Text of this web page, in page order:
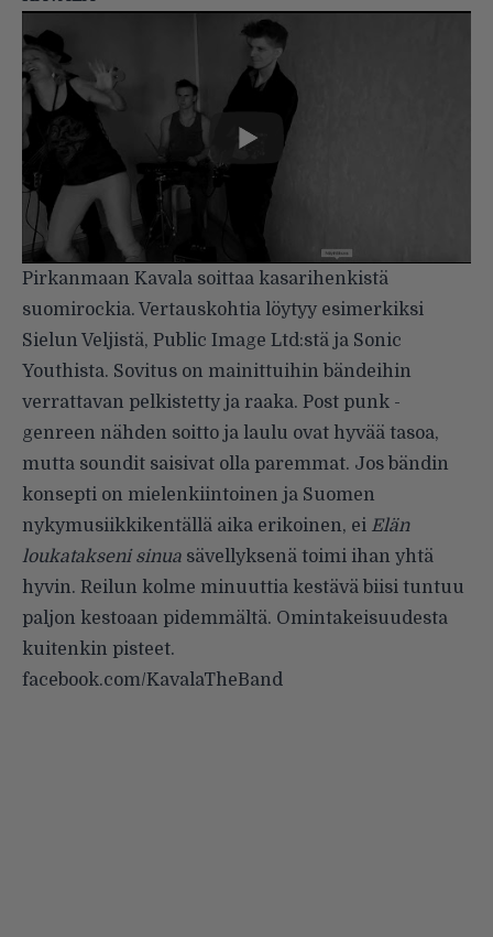
Pirkanmaan Kavala soittaa kasarihenkistä
suomirockia. Vertauskohtia löytyy esimerkiksi
Sielun Veljistä, Public Image Ltd:stä ja Sonic
Youthista. Sovitus on mainittuihin bändeihin
verrattavan pelkistetty ja raaka. Post punk -
genreen nähden soitto ja laulu ovat hyvää tasoa,
mutta soundit saisivat olla paremmat. Jos bändin
konsepti on mielenkiintoinen ja Suomen
nykymusiikkikentällä aika erikoinen, ei Elän
loukatakseni sinua sävellyksenä toimi ihan yhtä
hyvin. Reilun kolme minuuttia kestävä biisi tuntuu
paljon kestoaan pidemmältä. Omintakeisuudesta
kuitenkin pisteet.
facebook.com/KavalaTheBand